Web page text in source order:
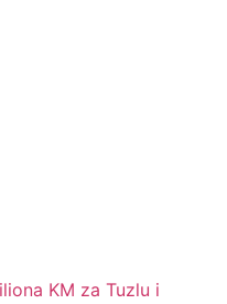
KM za Tuzlu i